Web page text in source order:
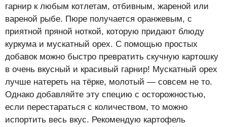
гарнир к любым котлетам, отбивным, жареной или
вареной рыбе. Пюре получается оранжевым, с
приятной пряной ноткой, которую придают блюду
куркума и мускатный орех. С помощью простых
добавок можно быстро превратить скучную картошку
в очень вкусный и красивый гарнир! Мускатный орех
лучше натереть на тёрке, молотый — совсем не то.
Однако добавляйте эту специю с осторожностью,
если перестараться с количеством, то можно
испортить весь вкус. Рекомендую картофель